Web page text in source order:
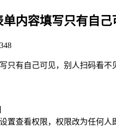
内容填写只有自己
只有自己可见，别人扫码看不
置查看权限，权限改为任何人